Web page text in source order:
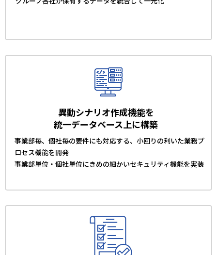
異動シナリオ作成機能を
統一データベース上に構築
事業部毎、個社毎の要件にも対応する、小回りの利いた業務プ
ロセス機能を開発
事業部単位・個社単位にきめの細かいセキュリティ機能を実装